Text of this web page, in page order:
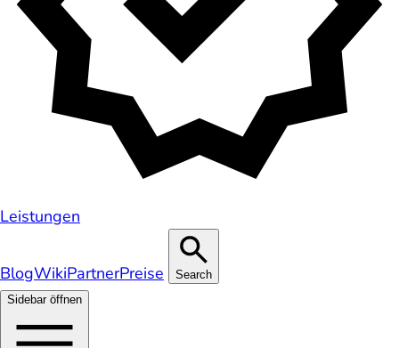
Leistungen
BlogWikiPartnerPreise
Search
Sidebar öffnen